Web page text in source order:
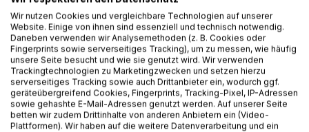
Mädchens im Gran Chaco – ist ein Roman. Inhalte, die
einem so begrenzten Raum, wie dem einer
Mennonitenkolonie
im paraguayischen Chaco entnommen werden,
verleiten schnell dazu, Personen und Handlungen
identifizieren
zu wollen.
Das Ansinnen wäre müßig, denn keine der hier
dargestellten
Wir nutzen Cookies und vergleichbare Technologien auf unserer
Website. Einige von ihnen sind essenziell und technisch notwendig.
Daneben verwenden wir Analysemethoden (z. B. Cookies oder
Fingerprints sowie serverseitiges Tracking), um zu messen, wie häufig
unsere Seite besucht und wie sie genutzt wird. Wir verwenden
Trackingtechnologien zu Marketingzwecken und setzen hierzu
serverseitiges Tracking sowie auch Drittanbieter ein, wodurch ggf.
geräteübergreifend Cookies, Fingerprints, Tracking-Pixel, IP-Adressen
sowie gehashte E-Mail-Adressen genutzt werden. Auf unserer Seite
betten wir zudem Drittinhalte von anderen Anbietern ein (Video-
Plattformen). Wir haben auf die weitere Datenverarbeitung und ein